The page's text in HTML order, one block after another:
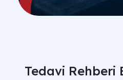
Tedavi Rehberi